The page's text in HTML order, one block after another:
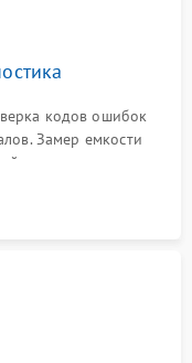
кодов ошибок
Замер емкости
станции зарядки.
падения для